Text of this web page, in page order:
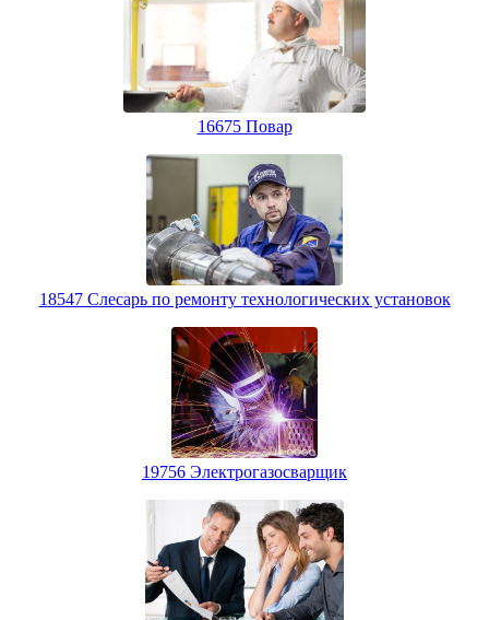
16675 Повар
18547 Слесарь по ремонту технологических установок
19756 Электрогазосварщик